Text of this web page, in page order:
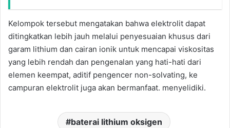
Kelompok tersebut mengatakan bahwa elektrolit dapat
ditingkatkan lebih jauh melalui penyesuaian khusus dari
garam lithium dan cairan ionik untuk mencapai viskositas
yang lebih rendah dan pengenalan yang hati-hati dari
elemen keempat, aditif pengencer non-solvating, ke
campuran elektrolit juga akan bermanfaat. menyelidiki.
baterai lithium oksigen